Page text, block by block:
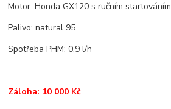
Motor: Honda GX120 s ručním startováním
Palivo: natural 95
Spotřeba PHM: 0,9 l/h
Záloha: 10 000 Kč